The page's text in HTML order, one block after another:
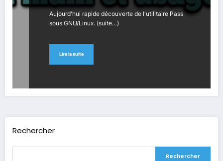
Aujourd'hui rapide découverte de l'utilitaire Pass
sous GNU/Linux. (suite…)
Lire la suite
Rechercher
Rechercher